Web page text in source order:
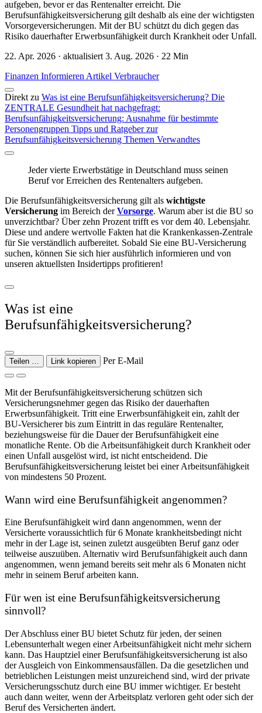
aufgeben, bevor er das Rentenalter erreicht. Die
Berufsunfähigkeitsversicherung gilt deshalb als eine der wichtigsten
Vorsorgeversicherungen. Mit der BU schützt du dich gegen das
Risiko dauerhafter Erwerbsunfähigkeit durch Krankheit oder Unfall.
22. Apr. 2026 · aktualisiert 3. Aug. 2026 · 22 Min
Finanzen Informieren Artikel Verbraucher
Direkt zu Was ist eine Berufsunfähigkeitsversicherung? Die
ZENTRALE Gesundheit hat nachgefragt:
Berufsunfähigkeitsversicherung: Ausnahme für bestimmte
Personengruppen Tipps und Ratgeber zur
Berufsunfähigkeitsversicherung Themen Verwandtes
Jeder vierte Erwerbstätige in Deutschland muss seinen
Beruf vor Erreichen des Rentenalters aufgeben.
Die Berufsunfähigkeitsversicherung gilt als wichtigste
Versicherung im Bereich derVorsorge. Warum aber ist die BU so
unverzichtbar? Über zehn Prozent trifft es vor dem 40. Lebensjahr.
Diese und andere wertvolle Fakten hat die Krankenkassen-Zentrale
für Sie verständlich aufbereitet. Sobald Sie eine BU-Versicherung
suchen, können Sie sich hier ausführlich informieren und von
unseren aktuellsten Insidertipps profitieren!
Was ist eine
Berufsunfähigkeitsversicherung?
Teilen … Link kopieren Per E-Mail
Mit der Berufsunfähigkeitsversicherung schützen sich
Versicherungsnehmer gegen das Risiko der dauerhaften
Erwerbsunfähigkeit. Tritt eine Erwerbsunfähigkeit ein, zahlt der
BU-Versicherer bis zum Eintritt in das reguläre Rentenalter,
beziehungsweise für die Dauer der Berufsunfähigkeit eine
monatliche Rente. Ob die Arbeitsunfähigkeit durch Krankheit oder
einen Unfall ausgelöst wird, ist nicht entscheidend. Die
Berufsunfähigkeitsversicherung leistet bei einer Arbeitsunfähigkeit
von mindestens 50 Prozent.
Wann wird eine Berufsunfähigkeit angenommen?
Eine Berufsunfähigkeit wird dann angenommen, wenn der
Versicherte voraussichtlich für 6 Monate krankheitsbedingt nicht
mehr in der Lage ist, seinen zuletzt ausgeübten Beruf ganz oder
teilweise auszuüben. Alternativ wird Berufs­unfähigkeit auch dann
angenommen, wenn jemand bereits seit mehr als 6 Monaten nicht
mehr in seinem Beruf arbeiten kann.
Für wen ist eine Berufsunfähigkeitsversicherung
sinnvoll?
Der Abschluss einer BU bietet Schutz für jeden, der seinen
Lebensunterhalt wegen einer Arbeitsunfähigkeit nicht mehr sichern
kann. Das Hauptziel einer Berufsunfähigkeitsversicherung ist also
der Ausgleich von Einkommensausfällen. Da die gesetzlichen und
betrieblichen Leistungen meist unzureichend sind, wird der private
Versicherungsschutz durch eine BU immer wichtiger. Er besteht
auch dann weiter, wenn der Arbeitsplatz verloren geht oder sich der
Beruf des Versicherten ändert.